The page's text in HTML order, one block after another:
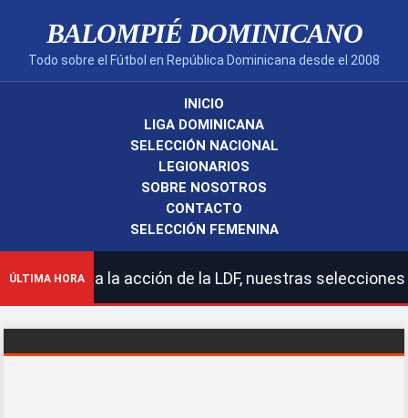
BALOMPIÉ DOMINICANO
Todo sobre el Fútbol en República Dominicana desde el 2008
INICIO
LIGA DOMINICANA
SELECCIÓN NACIONAL
LEGIONARIOS
SOBRE NOSOTROS
CONTACTO
SELECCIÓN FEMENINA
ÚLTIMA HORA
la acción de la LDF, nuestras selecciones